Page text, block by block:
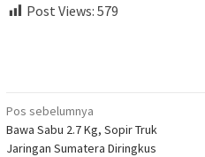
Post Views: 579
Navigasi
pos
Pos sebelumnya
Bawa Sabu 2.7 Kg, Sopir Truk
Jaringan Sumatera Diringkus